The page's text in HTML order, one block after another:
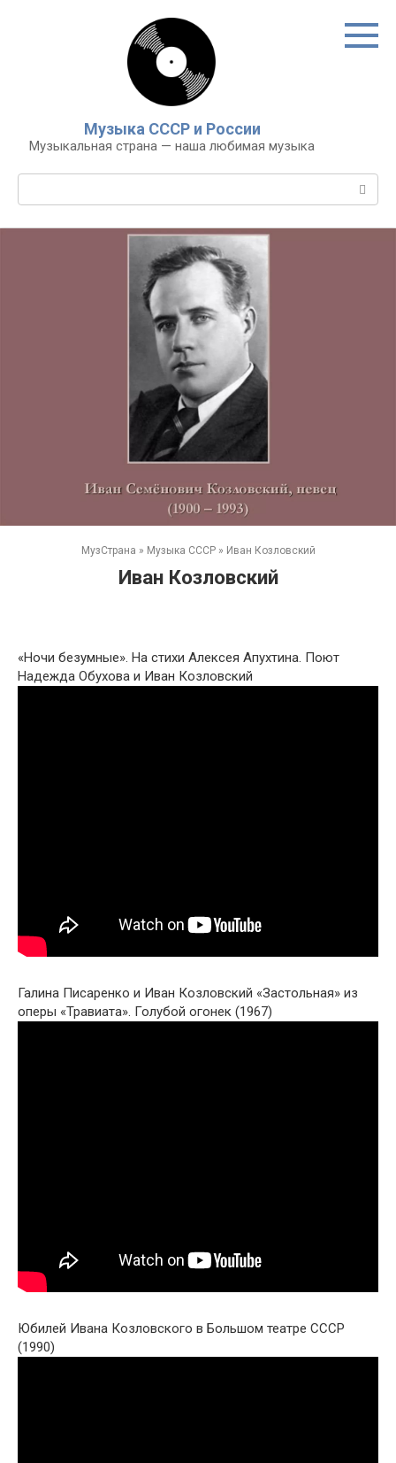
Музыка СССР и России
Музыкальная страна — наша любимая музыка
МузСтрана » Музыка СССР » Иван Козловский
Иван Козловский
«Ночи безумные». На стихи Алексея Апухтина. Поют
Надежда Обухова и Иван Козловский
Галина Писаренко и Иван Козловский «Застольная» из
оперы «Травиата». Голубой огонек (1967)
Юбилей Ивана Козловского в Большом театре СССР
(1990)